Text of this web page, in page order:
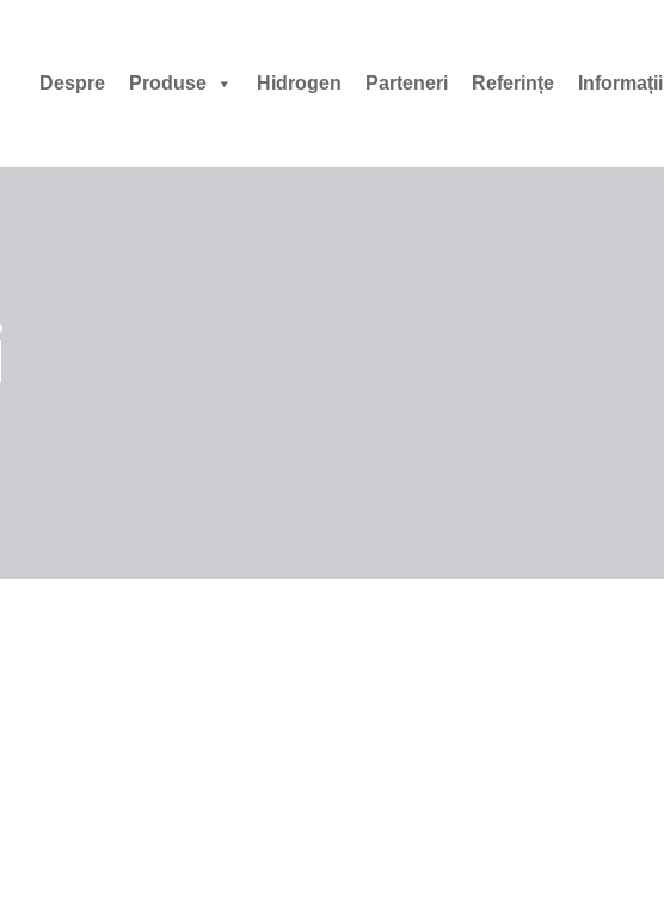
Despre Produse Hidrogen Parteneri Referințe Informații